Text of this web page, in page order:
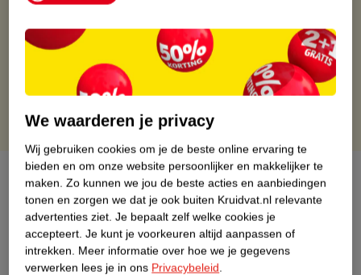
Gratis thuisbezorgd vanaf 50.00
Gratis retourneren binnen 30 dagen
Gratis punten met je Kruidvat kaart
Over dit product
Productinformatie
Etiketinformatie
We waarderen je privacy
Wij gebruiken cookies om je de beste online ervaring te
bieden en om onze website persoonlijker en makkelijker te
maken. Zo kunnen we jou de beste acties en aanbiedingen
tonen en zorgen we dat je ook buiten Kruidvat.nl relevante
advertenties ziet. Je bepaalt zelf welke cookies je
accepteert. Je kunt je voorkeuren altijd aanpassen of
intrekken. Meer informatie over hoe we je gegevens
verwerken lees je in ons Privacybeleid.